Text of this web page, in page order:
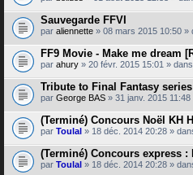
Sauvegarde FFVI
par aliennette » 08 mars 2015 10:50 »
FF9 Movie - Make me dream
par ahury » 20 févr. 2015 15:01 » dans
Tribute to Final Fantasy series
par George BAS » 31 janv. 2015 11:48
(Terminé) Concours Noël KH
par Toulal » 18 déc. 2014 20:28 »
(Terminé) Concours express :
par Toulal » 18 déc. 2014 20:28 »